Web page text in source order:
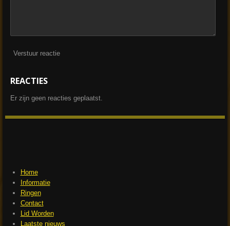
Verstuur reactie
REACTIES
Er zijn geen reacties geplaatst.
Home
Informatie
Ringen
Contact
Lid Worden
Laatste nieuws